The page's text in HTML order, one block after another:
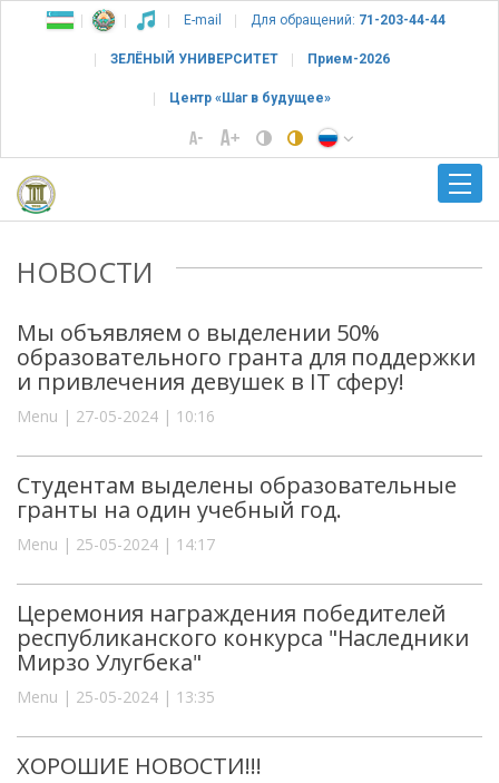
E-mail Для обращений: 71-203-44-44
ЗЕЛЁНЫЙ УНИВЕРСИТЕТ Прием-2026
Центр «Шаг в будущее»
НОВОСТИ
Мы объявляем о выделении 50%
образовательного гранта для поддержки
и привлечения девушек в IT сферу!
Menu | 27-05-2024 | 10:16
Студентам выделены образовательные
гранты на один учебный год.
Menu | 25-05-2024 | 14:17
Церемония награждения победителей
республиканского конкурса "Наследники
Мирзо Улугбека"
Menu | 25-05-2024 | 13:35
ХОРОШИЕ НОВОСТИ!!!